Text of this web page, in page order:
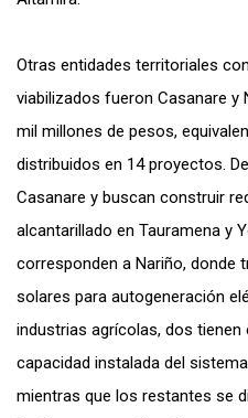
Otras entidades territoriales
viabilizados fueron Casanare y
mil millones de pesos,
distribuidos en 14 proyectos.
Casanare y buscan construir
alcantarillado en Tauramena y
corresponden a Nariño, donde
solares para autogeneración
industrias agrícolas, dos tienen
capacidad instalada del
mientras que los restantes se